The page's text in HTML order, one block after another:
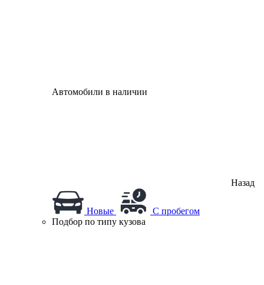
Автомобили в наличии
Назад
Новые
С пробегом
Подбор по типу кузова